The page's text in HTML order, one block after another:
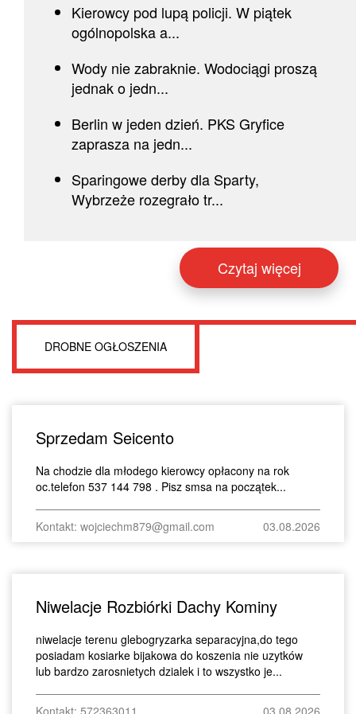
Kierowcy pod lupą policji. W piątek
ogólnopolska a...
Wody nie zabraknie. Wodociągi proszą
jednak o jedn...
Berlin w jeden dzień. PKS Gryfice
zaprasza na jedn...
Sparingowe derby dla Sparty,
Wybrzeże rozegrało tr...
Czytaj więcej
DROBNE OGŁOSZENIA
Sprzedam Seicento
Na chodzie dla młodego kierowcy opłacony na rok
oc.telefon 537 144 798 . Pisz smsa na początek...
Kontakt: wojciechm879@gmail.com 03.08.2026
Niwelacje Rozbiórki Dachy Kominy
niwelacje terenu glebogryzarka separacyjna,do tego
posiadam kosiarke bijakowa do koszenia nie uzytków
lub bardzo zarosnietych dzialek i to wszystko je...
Kontakt: 572363011 03.08.2026